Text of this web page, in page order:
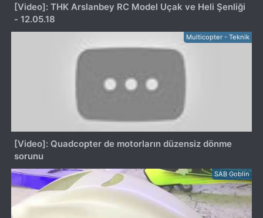
[Video]: THK Arslanbey RC Model Uçak ve Heli Şenliği
- 12.05.18
Multicopter - Teknik
[Video]: Quadcopter de motorların düzensiz dönme
sorunu
SAB Goblin